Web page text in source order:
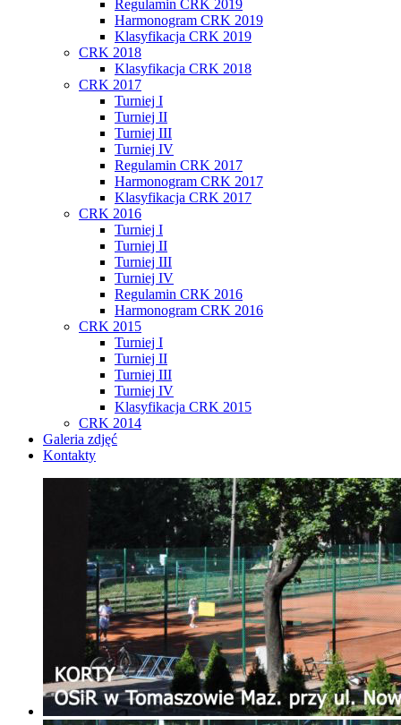
Regulamin CRK 2019
Harmonogram CRK 2019
Klasyfikacja CRK 2019
CRK 2018
Klasyfikacja CRK 2018
CRK 2017
Turniej I
Turniej II
Turniej III
Turniej IV
Regulamin CRK 2017
Harmonogram CRK 2017
Klasyfikacja CRK 2017
CRK 2016
Turniej I
Turniej II
Turniej III
Turniej IV
Regulamin CRK 2016
Harmonogram CRK 2016
CRK 2015
Turniej I
Turniej II
Turniej III
Turniej IV
Klasyfikacja CRK 2015
CRK 2014
Galeria zdjęć
Kontakty